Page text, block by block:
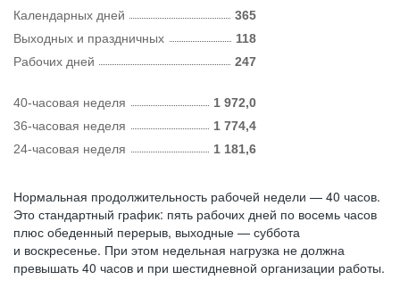
Календарных дней
365
Рабочих дней 247
Выходных и праздничных 118
40-часовая неделя
1 972,0
36-часовая неделя
1 774,4
24-часовая неделя
1 181,6
Нормальная продолжительность рабочей недели — 40 часов.
Это стандартный график: пять рабочих дней по восемь часов
плюс обеденный перерыв, выходные — суббота
и воскресенье. При этом недельная нагрузка не должна
превышать 40 часов и при шестидневной организации работы.